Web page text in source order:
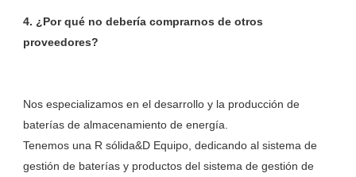
4. ¿Por qué no debería comprarnos de otros
Nos especializamos en el desarrollo y la producción de
baterías de almacenamiento de energía.
Tenemos una R sólida&D Equipo, dedicando al sistema de
gestión de baterías y productos del sistema de gestión de